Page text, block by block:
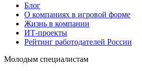
Блог
О компаниях в игровой форме
Жизнь в компании
ИТ-проекты
Рейтинг работодателей России
Молодым специалистам